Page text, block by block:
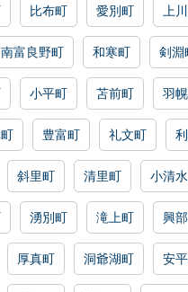
比布町 愛別町 上
南富良野町 和寒町 剣淵
小平町 苫前町 羽
豊富町 礼文町
斜里町 清里町 小清
湧別町 滝上町 興
厚真町 洞爺湖町 安